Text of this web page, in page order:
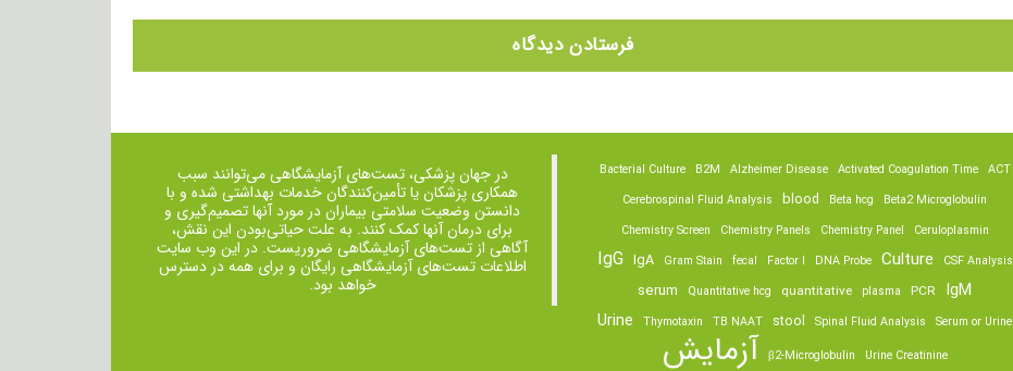
ACT
Activated Coagulation Time
Alzheimer Disease
B2M
Bacterial Culture
Beta2 Microglobulin
Beta hcg
blood
Cerebrospinal Fluid Analysis
Ceruloplasmin
Chemistry Panel
Chemistry Panels
Chemistry Screen
CSF Analysis
Culture
DNA Probe
Factor I
fecal
Gram Stain
IgA
IgG
IgM
PCR
plasma
quantitative
Quantitative hcg
serum
Serum or Urine
Spinal Fluid Analysis
stool
TB NAAT
Thymotaxin
Urine
Urine Creatinine
β2-Microglobulin آزمایش
در جهان پزشکی، تست‌های آزمایشگاهی می‌توانند سبب
همکاری پزشکان یا تأمین‌کنندگان خدمات بهداشتی شده و با
دانستن وضعیت سلامتی بیماران در مورد آنها تصمیم‌گیری و
برای درمان ‌آنها کمک کنند. به علت حیاتی‌بودن این نقش،
آگاهی از تست‌های آزمایشگاهی ضروریست. در این وب سایت
اطلاعات تست‌های آزمایشگاهی رایگان و برای همه در دسترس
خواهد بود.